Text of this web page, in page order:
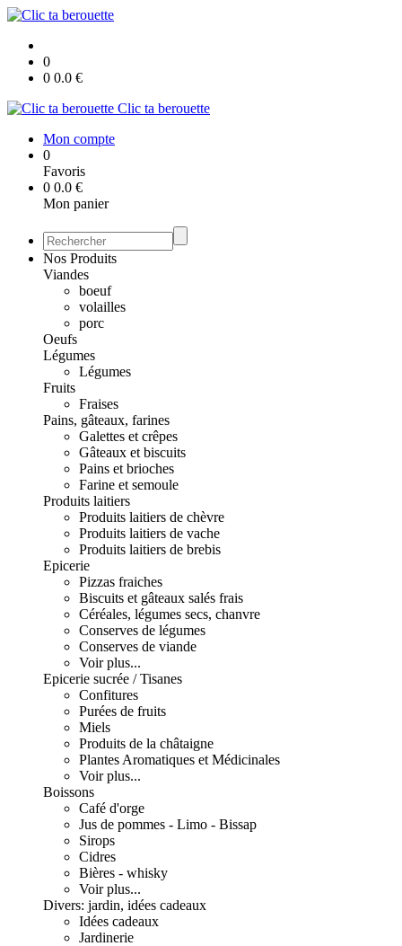
0
0 0.0 €
Clic ta berouette
Mon compte
0
Favoris
0 0.0 €
Mon panier
Nos Produits
Viandes
boeuf
volailles
porc
Oeufs
Légumes
Légumes
Fruits
Fraises
Pains, gâteaux, farines
Galettes et crêpes
Gâteaux et biscuits
Pains et brioches
Farine et semoule
Produits laitiers
Produits laitiers de chèvre
Produits laitiers de vache
Produits laitiers de brebis
Epicerie
Pizzas fraiches
Biscuits et gâteaux salés frais
Céréales, légumes secs, chanvre
Conserves de légumes
Conserves de viande
Voir plus...
Epicerie sucrée / Tisanes
Confitures
Purées de fruits
Miels
Produits de la châtaigne
Plantes Aromatiques et Médicinales
Voir plus...
Boissons
Café d'orge
Jus de pommes - Limo - Bissap
Sirops
Cidres
Bières - whisky
Voir plus...
Divers: jardin, idées cadeaux
Idées cadeaux
Jardinerie